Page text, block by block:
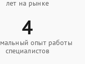
лет на рынке
4
опыт работы
специалистов